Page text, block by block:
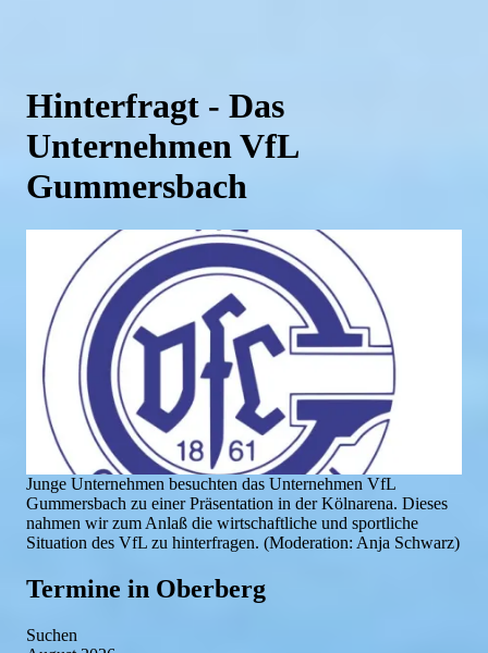
Hinterfragt - Das
Unternehmen VfL
Gummersbach
Junge Unternehmen besuchten das Unternehmen VfL
Gummersbach zu einer Präsentation in der Kölnarena. Dieses
nahmen wir zum Anlaß die wirtschaftliche und sportliche
Situation des VfL zu hinterfragen. (Moderation: Anja Schwarz)
Termine in Oberberg
Suchen